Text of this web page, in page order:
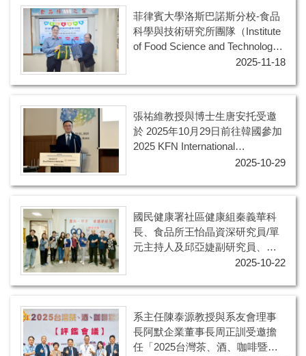
菲律賓大學洛斯巴諾斯分校-食品
科學與技術研究所團隊（Institute
of Food Science and Technology,
University of the Philippines Los
設施參訪
2025-11-18
張祐維教授與博士生唐安托受邀
於 2025年10月29日前往韓國參加
2025 KFN International
Symposium and Annual Meeting
2025-10-29
國民健康署社區健康組秦義華科
長、食品所王怡晶資深研究員/單
元主持人及邱亞婕副研究員、食
品產業學院陳怡靜副研究員等一
發]課程
2025-10-22
系主任陳泰源教授與系友會理事
長阿默企業董事長周正訓受邀擔
任「2025台灣茶、酒、咖啡暨伴